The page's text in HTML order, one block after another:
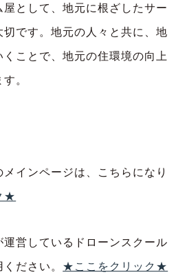
として、地元に根ざしたサー
切です。地元の人々と共に、地
ことで、地元の住環境の向上
。
インページは、こちらになり
★
営しているドローンスクール
ださい。 ★ここをクリック★